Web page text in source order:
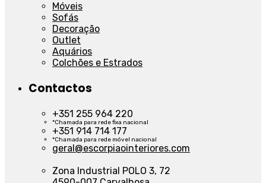
Móveis
Sofás
Decoração
Outlet
Aquários
Colchões e Estrados
Contactos
+351 255 964 220
*Chamada para rede fixa nacional
+351 914 714 177
*Chamada para rede móvel nacional
geral@escorpiaointeriores.com
Zona Industrial POLO 3, 72